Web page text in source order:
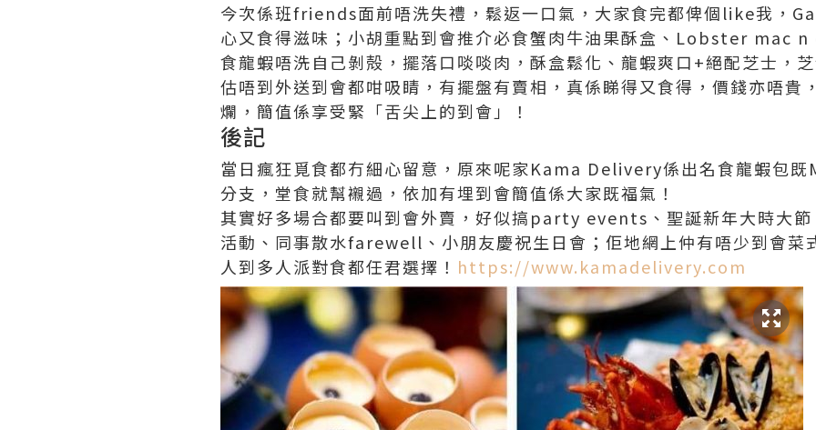
今次係班friends面前唔洗失禮，鬆返一口氣，大家食完都俾個like我，
心又食得滋味；小胡重點到會推介必食蟹肉牛油果酥盒、Lobster mac
食龍蝦唔洗自己剝殻，擺落口啖啖肉，酥盒鬆化、龍蝦爽口+絕配芝士，
估唔到外送到會都咁吸睛，有擺盤有賣相，真係睇得又食得，價錢亦唔貴
爛，簡值係享受緊「舌尖上的到會」！
後記
當日瘋狂覓食都冇細心留意，原來呢家Kama Delivery係出名食龍蝦包
分支，堂食就幫襯過，依加有埋到會簡值係大家既福氣！
其實好多場合都要叫到會外賣，好似搞party events、聖誕新年大時大
活動、同事散水farewell、小朋友慶祝生日會；佢地網上仲有唔少到會菜
人到多人派對食都任君選擇！ https://www.kamadelivery.com